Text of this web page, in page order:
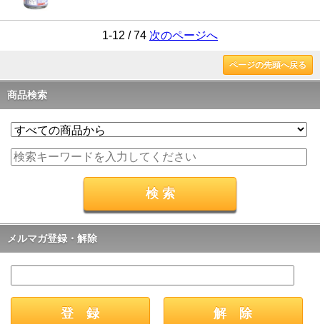
1-12 / 74 次のページへ
ページの先頭へ戻る
商品検索
メルマガ登録・解除